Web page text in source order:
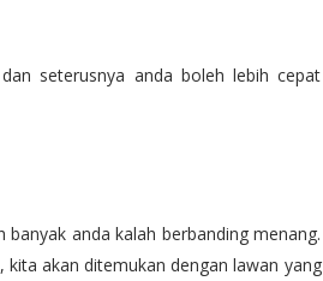
seterusnya anda boleh lebih cepat
anda kalah berbanding menang.
akan ditemukan dengan lawan yang